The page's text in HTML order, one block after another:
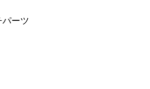
ーツ